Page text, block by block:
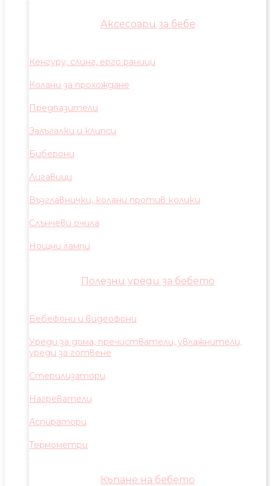
Аксесоари за бебе
Кенгуру, слинг, ерго раници
Колани за прохождане
Предпазители
Залъгалки и клипси
Биберони
Лигавици
Възглавнички, колани против колики
Слънчеви очила
Нощни лампи
Полезни уреди за бебето
Бебефони и видеофони
Уреди за дома, пречистватели, увлажнители,
уреди за готвене
Стерилизатори
Нагреватели
Аспиратори
Термометри
Къпане на бебето